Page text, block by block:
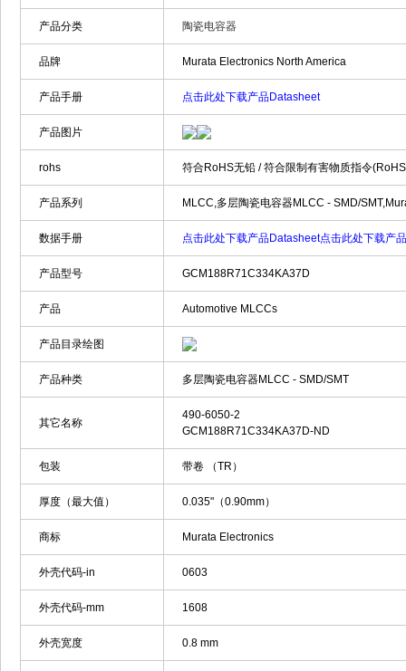
产品分类 陶瓷电容器
品牌 Murata Electronics North America
产品手册 点击此处下载产品Datasheet
产品图片
rohs 符合RoHS无铅 / 符合限制有害物质指令
产品系列 MLCC,多层陶瓷电容器MLCC - SMD/
数据手册 点击此处下载产品Datasheet点击此处下载产
产品型号 GCM188R71C334KA37D
产品 Automotive MLCCs
产品目录绘图
产品种类 多层陶瓷电容器MLCC - SMD/SMT
其它名称
490-6050-2
GCM188R71C334KA37D-ND
包装 带卷 （TR）
厚度（最大值） 0.035"（0.90mm）
商标 Murata Electronics
外壳代码-in 0603
外壳代码-mm 1608
外壳宽度 0.8 mm